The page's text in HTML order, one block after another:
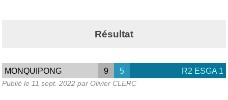
Résultat
MONQUIPONG 9 5 R2 ESGA 1
Publié le 11 sept. 2022 par Olivier CLERC